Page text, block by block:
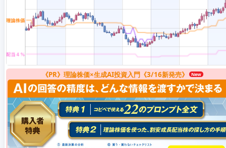
《PR》理論株価×生成AI投資入門《3/16新発売》